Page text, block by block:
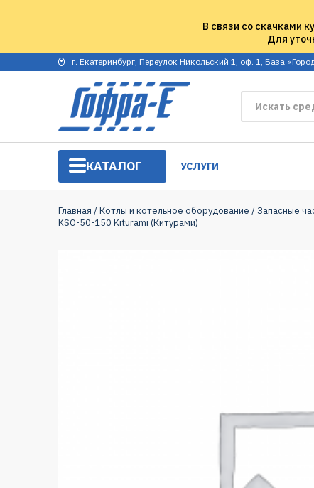
В связи со скачками
Для
г. Екатеринбург, Переулок Никольский 1, оф. 1, База
КАТАЛОГ УСЛУГИ
Главная /Котлы и котельное оборудование /Запасные
KSO-50-150 Kiturami (Китурами)